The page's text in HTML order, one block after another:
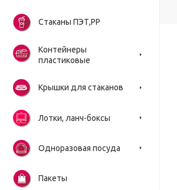
Стаканы ПЭТ,РР
Контейнеры
пластиковые
Крышки для стаканов
Лотки, ланч-боксы
Одноразовая посуда
Пакеты